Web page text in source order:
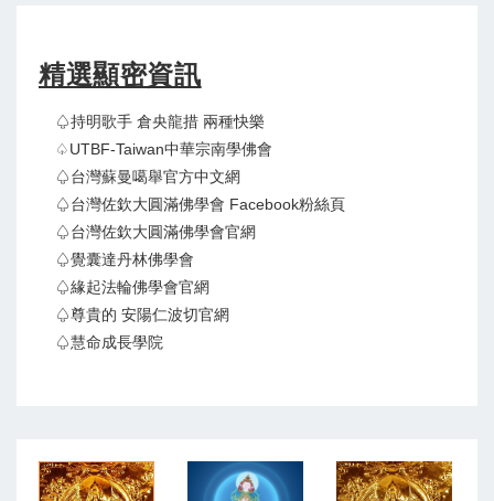
精選顯密資訊
♤持明歌手 倉央龍措 兩種快樂
♤UTBF-Taiwan中華宗南學佛會
♤台灣蘇曼噶舉官方中文網
♤台灣佐欽大圓滿佛學會 Facebook粉絲頁
♤台灣佐欽大圓滿佛學會官網
♤覺囊達丹林佛學會
♤緣起法輪佛學會官網
♤尊貴的 安陽仁波切官網
♤慧命成長學院